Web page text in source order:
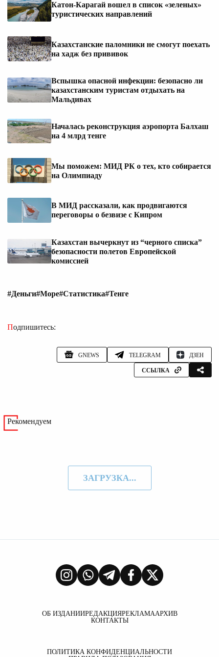
Катон-Карагай вошел в список «зеленых»
туристических направлений
Казахстанские паломники не смогут поехать
на хадж без прививок
Вспышка опасной инфекции: безопасно ли
казахстанским туристам отдыхать на
Мальдивах
Началась реконструкция аэропорта Балхаш
на 4 млрд тенге
Мы поможем: МИД РК о тех, кто собирается
на Олимпиаду
В МИД рассказали, как продвигаются
переговоры о безвизе с Кипром
Казахстан вычеркнут из “черного списка”
безопасности полетов Европейской
комиссией
#Деньги#Море#Статистика#Тенге
Подпишитесь:
GNEWS TELEGRAM ДЗЕН
ССЫЛКА
Рекомендуем
ЗАГРУЗКА...
ОБ ИЗДАНИИРЕДАКЦИЯРЕКЛАМААРХИВ
КОНТАКТЫ
ПОЛИТИКА КОНФИДЕНЦИАЛЬНОСТИ